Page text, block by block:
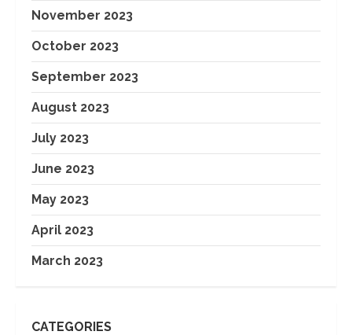
November 2023
October 2023
September 2023
August 2023
July 2023
June 2023
May 2023
April 2023
March 2023
CATEGORIES